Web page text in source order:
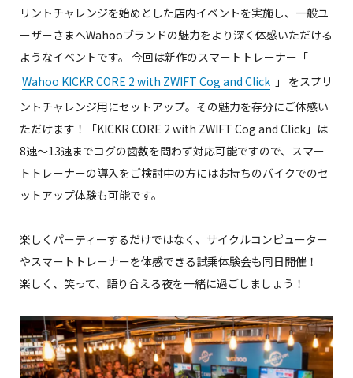
リントチャレンジを始めとした店内イベントを実施し、一般ユ
ーザーさまへWahooブランドの魅力をより深く体感いただける
ようなイベントです。 今回は新作のスマートトレーナー「
Wahoo KICKR CORE 2 with ZWIFT Cog and Click 」 をスプリ
ントチャレンジ用にセットアップ。その魅力を存分にご体感い
ただけます！「KICKR CORE 2 with ZWIFT Cog and Click」は
8速～13速までコグの歯数を問わず対応可能ですので、スマー
トトレーナーの導入をご検討中の方にはお持ちのバイクでのセ
ットアップ体験も可能です。
楽しくパーティーするだけではなく、サイクルコンピューター
やスマートトレーナーを体感できる試乗体験会も同日開催！
楽しく、笑って、語り合える夜を一緒に過ごしましょう！